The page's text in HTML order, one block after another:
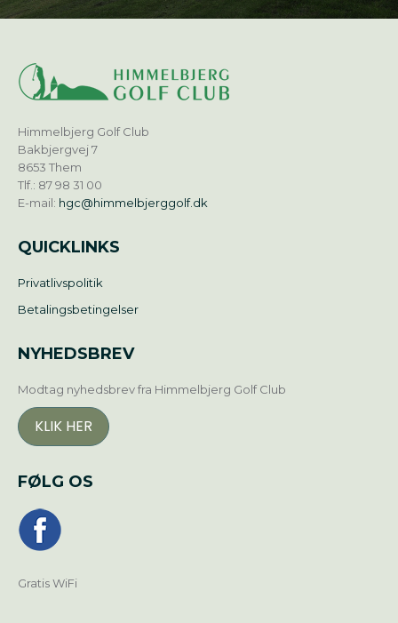
Himmelbjerg Golf Club
Bakbjergvej 7
8653 Them
Tlf.: 87 98 31 00
E-mail: hgc@himmelbjerggolf.dk
QUICKLINKS
Privatlivspolitik
Betalingsbetingelser
NYHEDSBREV
Modtag nyhedsbrev fra Himmelbjerg Golf Club
KLIK HER
FØLG OS
Gratis WiFi